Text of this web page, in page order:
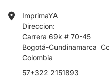
ImprimaYA
Direccion:
Carrera 69k # 70-45
Bogotá-Cundinamarca
Colombia
57+322 2151893